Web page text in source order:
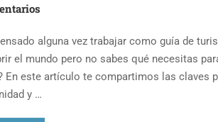
alguna vez trabajar como guía de
el mundo pero no sabes qué necesitas
En este artículo te compartimos las claves
y …